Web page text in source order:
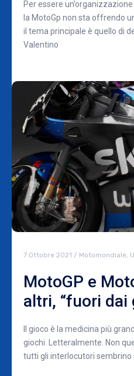
Per essere
la MotoGp non sta offrendo
il tema principale è quello di
Valentino
7 Ottobre 2021 / Motomondiale
MotoGP e
altri, “fuori dai
Il gioco è la medicina più
giochi. Letteralmente. Non
tutti gli interlocutori sembrino